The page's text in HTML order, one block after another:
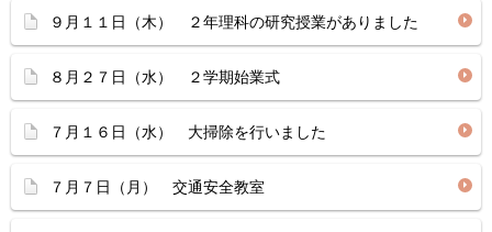
９月１１日（木） ２年理科の研究授業がありました
８月２７日（水） ２学期始業式
７月１６日（水） 大掃除を行いました
７月７日（月） 交通安全教室